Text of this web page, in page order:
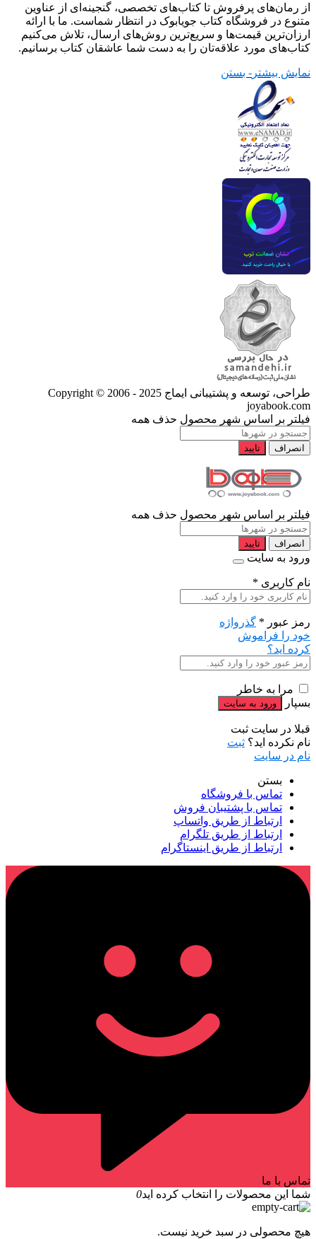
از رمان‌های پرفروش تا کتاب‌های تخصصی، گنجینه‌ای از عناوین
متنوع در فروشگاه کتاب جویابوک در انتظار شماست. ما با ارائه
ارزان‌ترین قیمت‌ها و سریع‌ترین روش‌های ارسال، تلاش می‌کنیم
کتاب‌های مورد علاقه‌تان را به دست شما عاشقان کتاب برسانیم.
نمایش بیشتر - بستن
طراحی، توسعه و پشتیبانی ایماج Copyright © 2006 - 2025
joyabook.com
فیلتر بر اساس شهر محصول حذف همه
انصراف تایید
فیلتر بر اساس شهر محصول حذف همه
انصراف تایید
ورود به سایت
نام کاربری *
رمز عبور * گذرواژه
خود را فراموش
کرده اید؟
مرا به خاطر
بسپار
قبلا در سایت ثبت
نام نکرده اید؟ ثبت
نام در سایت
بستن
تماس با فروشگاه
تماس با پشتیبان فروش
ارتباط از طریق واتساپ
ارتباط از طریق تلگرام
ارتباط از طریق اینستاگرام
تماس با ما
شما این محصولات را انتخاب کرده اید0
هیچ محصولی در سبد خرید نیست.